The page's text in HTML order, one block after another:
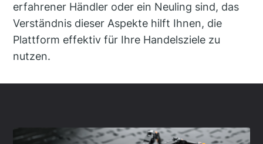
erfahrener Händler oder ein Neuling sind, das
Verständnis dieser Aspekte hilft Ihnen, die
Plattform effektiv für Ihre Handelsziele zu
nutzen.